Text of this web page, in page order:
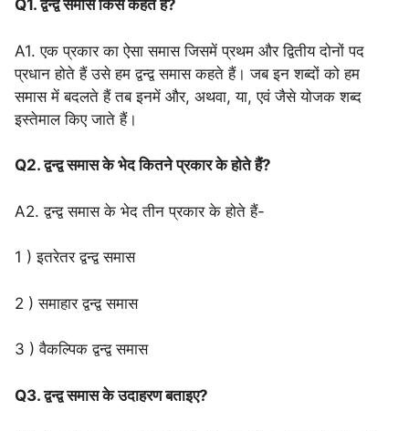
Q1. द्वन्द्व समास किसे कहते हैं?
A1. एक प्रकार का ऐसा समास जिसमें प्रथम और द्वितीय दोनों पद
प्रधान होते हैं उसे हम द्वन्द्व समास कहते हैं। जब इन शब्दों को हम
समास में बदलते हैं तब इनमें और, अथवा, या, एवं जैसे योजक शब्द
इस्तेमाल किए जाते हैं।
Q2. द्वन्द्व समास के भेद कितने प्रकार के होते हैं?
A2. द्वन्द्व समास के भेद तीन प्रकार के होते हैं-
1 ) इतरेतर द्वन्द्व समास
2 ) समाहार द्वन्द्व समास
3 ) वैकल्पिक द्वन्द्व समास
Q3. द्वन्द्व समास के उदाहरण बताइए?